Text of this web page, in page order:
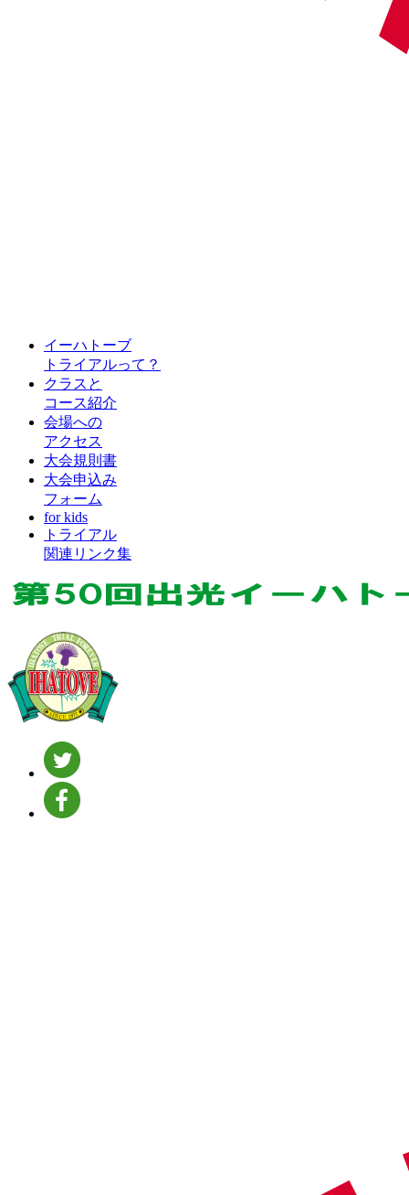
イーハトーブ
トライアルって？
クラスと
コース紹介
会場への
アクセス
大会規則書
大会申込み
フォーム
for kids
トライアル
関連リンク集